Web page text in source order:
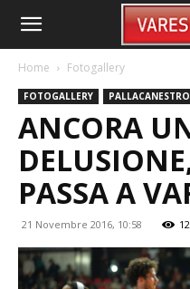
Home Fotogallery
FOTOGALLERY
ANCORA
PASSA A
21 Novembre 2016, 10:58